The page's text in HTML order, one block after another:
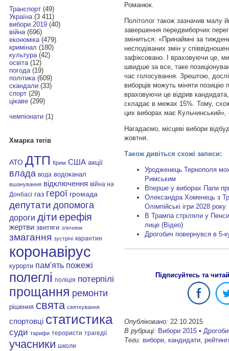
Транспорт(49)
Україна(3 411)
вибори 2019(40)
війна(696)
економіка(479)
кримінал (180)
культура(42)
освіта(12)
погода(19)
політика(609)
скандали(33)
спорт(29)
цікаве(299)
чемпіонати(1)
Хмарка тегів
АТО ДТП Крим США акції
влада вода водоканал
вшанування відключення війна на
Донбасі газ герої громада
депутати допомога
дороги діти ерефія
жертви звитяги злочини
змагання зустрічі карантин
коронавірус
курорти пам'ять пожежі
полеглі поліція потерпілі
прощання ремонти
рішення свята святкування
спортовці статистика
суди тарифи терористи трагедії
учасники школи
Романюк.
Політолог також зазначив малу
завершення передвиборчих
зміниться: «Принаймні за
несподіваних змін у
зафіксовано. І враховуючи це,
швидше за все, таке
час голосування. Зрештою,
виборців можуть міняти позицію
враховуючи це відрив
складає в межах 15%. Тому,
цих виборах має
Нагадаємо, місцеві вибори
жовтня.
Також дивіться схожі записи:
Уродженець Тернополя
Римським
Вперше у виборах Папи
Олександра Хоменець з
Олімпійські ігри 2028 року
В Трампа стріляли у
лице (Відео)
Дрогобич повернувся в 5-
Підписуйтесь та
Опубліковано: 22.10.2015
В рубриці: Вибори 2015•
Теги: вибори, кандидати,